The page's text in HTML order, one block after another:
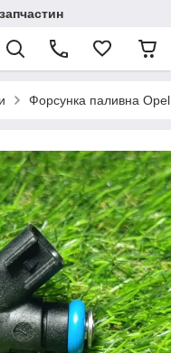
Форсунка паливна